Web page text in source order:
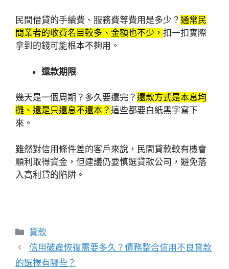
民間借貸的手續費、服務費等費用是多少？ 通常民
間業者的收費名目較多、金額也不少， 扣一扣實際
拿到的錢可能根本不夠用。
還款期限
幾天是一個周期？多久要還完？ 還款方式是本息均
攤、還是只還息不還本？ 這些都要白紙黑字寫下
來。
雖然對信用條件差的客戶來說，民間貸款較有機會
順利取得資金，但建議仍要慎選貸款公司，避免落
入高利貸的陷阱。
分
類
貸款
信用破產恢復需要多久？債務整合信用不良貸款
的選擇有哪些？